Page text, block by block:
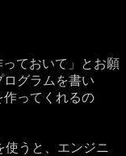
ておいて」とお願
グラムを書い
ってくれるの
使うと、エンジニ